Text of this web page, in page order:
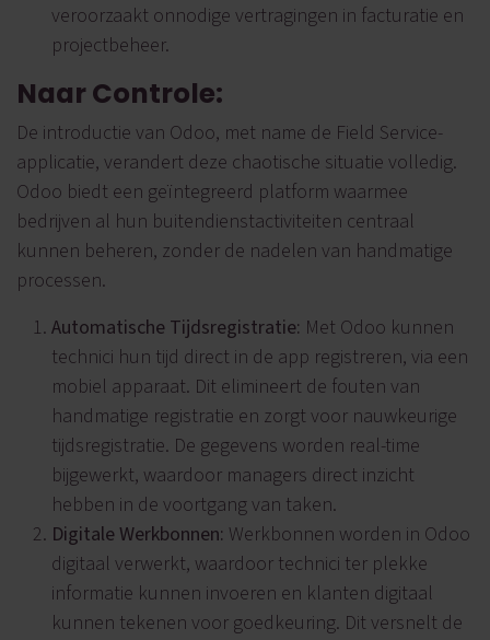
veroorzaakt onnodige vertragingen in facturatie en
projectbeheer.
Naar Controle:
De introductie van Odoo, met name de Field Service-
applicatie, verandert deze chaotische situatie volledig.
Odoo biedt een geïntegreerd platform waarmee
bedrijven al hun buitendienstactiviteiten centraal
kunnen beheren, zonder de nadelen van handmatige
processen.
Automatische Tijdsregistratie: Met Odoo kunnen
technici hun tijd direct in de app registreren, via een
mobiel apparaat. Dit elimineert de fouten van
handmatige registratie en zorgt voor nauwkeurige
tijdsregistratie. De gegevens worden real-time
bijgewerkt, waardoor managers direct inzicht
hebben in de voortgang van taken.
Digitale Werkbonnen: Werkbonnen worden in Odoo
digitaal verwerkt, waardoor technici ter plekke
informatie kunnen invoeren en klanten digitaal
kunnen tekenen voor goedkeuring. Dit versnelt de